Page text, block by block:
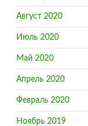
Август 2020
Июль 2020
Май 2020
Апрель 2020
Февраль 2020
Ноябрь 2019